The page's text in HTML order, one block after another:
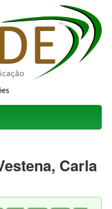
Carla